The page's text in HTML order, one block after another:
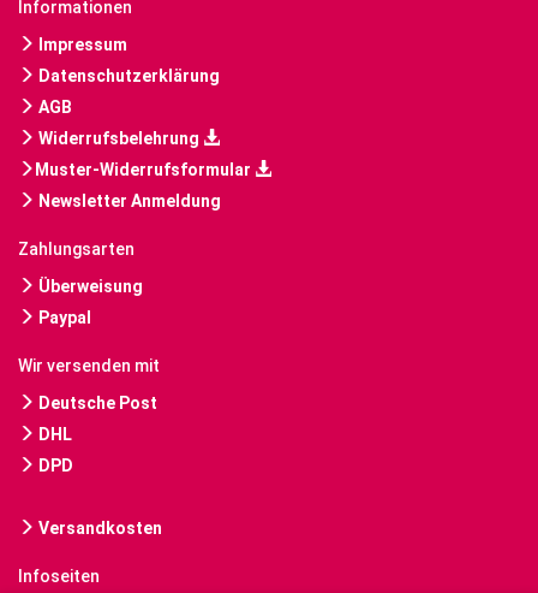
Informationen
Impressum
Datenschutzerklärung
AGB
Widerrufsbelehrung
Muster-Widerrufsformular
Newsletter Anmeldung
Zahlungsarten
Überweisung
Paypal
Wir versenden mit
Deutsche Post
DHL
DPD
Versandkosten
Infoseiten